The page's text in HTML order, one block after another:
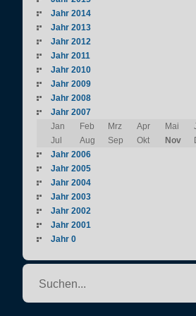
Jahr 2014
Jahr 2013
Jahr 2012
Jahr 2011
Jahr 2010
Jahr 2009
Jahr 2008
Jahr 2007
Jan
Feb Mrz Apr Mai
Jul
Aug Sep Okt Nov
Jahr 2006
Jahr 2005
Jahr 2004
Jahr 2003
Jahr 2002
Jahr 2001
Jahr 0